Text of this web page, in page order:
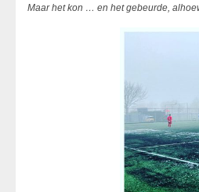
Maar het kon … en het gebeurde,